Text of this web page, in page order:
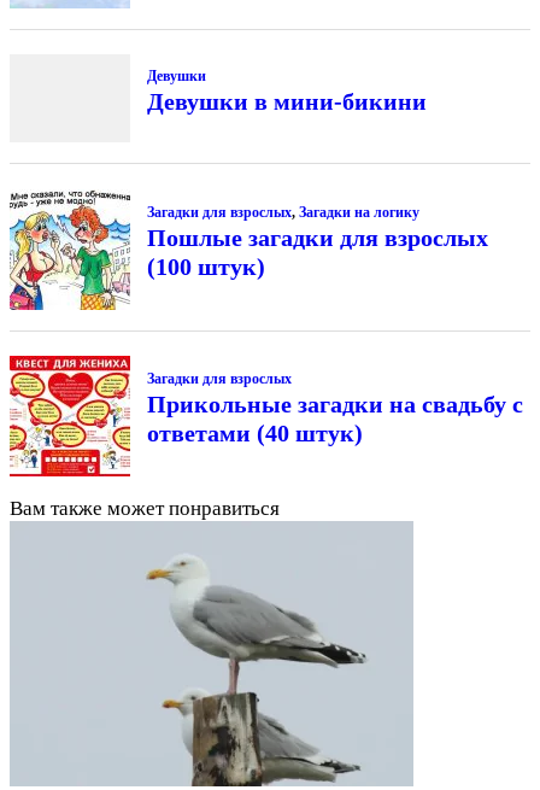
Девушки
Девушки в мини-бикини
Загадки для взрослых, Загадки на логику
Пошлые загадки для взрослых
(100 штук)
Загадки для взрослых
Прикольные загадки на свадьбу с
ответами (40 штук)
Вам также может понравиться